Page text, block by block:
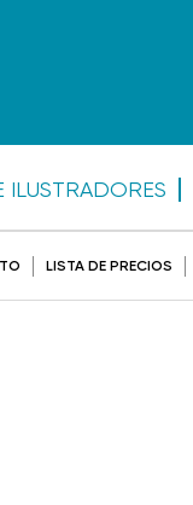
ILUSTRADORES
LISTA DE PRECIOS